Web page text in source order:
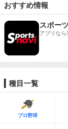
おすすめ情報
スポー
アプリな
種目一覧
プロ野球